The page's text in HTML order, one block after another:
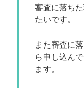
審査に落ち
たいです。
また審査に
ら申し込ん
ます。